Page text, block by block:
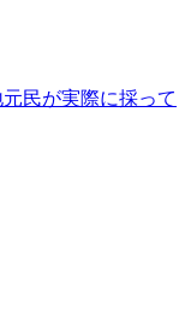
民が実際に採って